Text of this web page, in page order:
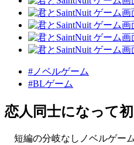
#ノベルゲーム
#BLゲーム
恋人同士になって
短編の分岐なしノベルゲーム